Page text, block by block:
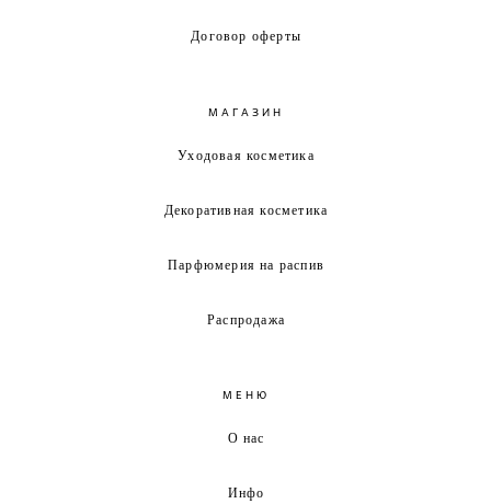
Договор оферты
МАГАЗИН
Уходовая косметика
Декоративная косметика
Парфюмерия на распив
Распродажа
МЕНЮ
О нас
Инфо